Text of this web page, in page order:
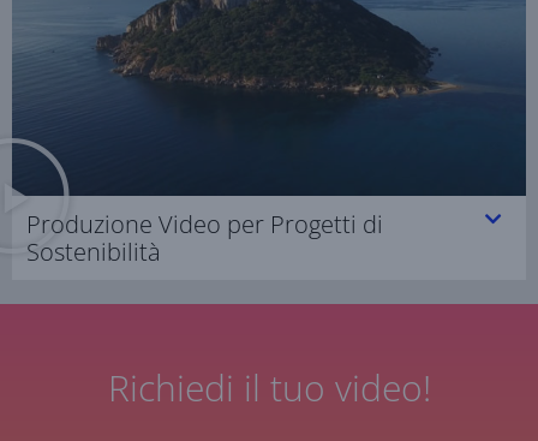
Produzione Video per Progetti di
Sostenibilità
Richiedi il tuo video!